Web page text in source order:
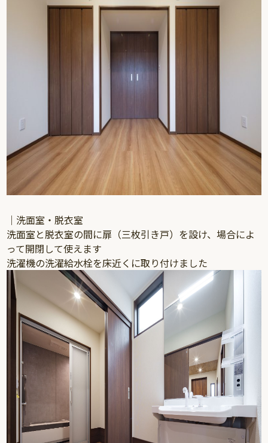
｜洗面室・脱衣室
洗面室と脱衣室の間に扉（三枚引き戸）を設け、場合によ
って開閉して使えます
洗濯機の洗濯給水栓を床近くに取り付けました